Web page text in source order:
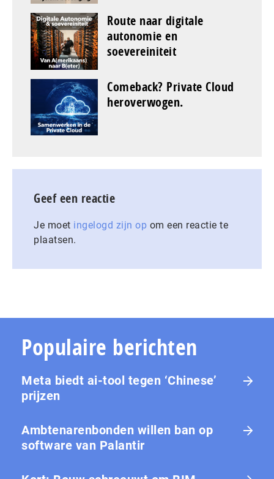
Route naar digitale
autonomie en
soevereiniteit
Comeback? Private Cloud
heroverwogen.
Geef een reactie
Je moet ingelogd zijn op om een reactie te
plaatsen.
Populaire berichten
Meta biedt ai-tool tegen ‘Chinese’
prijzen
Ambtenarenbonden willen ban op
software van Palantir